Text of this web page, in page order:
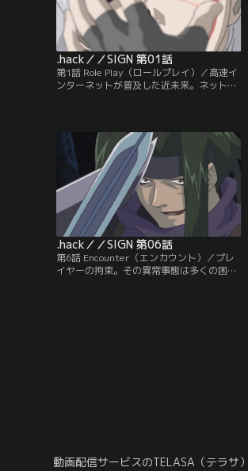
.hack／／SIGN 第01話
第1話 Role Play（ロールプレイ）／高速イ
ンターネットが普及した近未来。ネットワ
に作られたバーチャルワールドで、司は
「痛み」を感じると同時に、他のキャラク
ターにはない絶対的な力「ガーディアン」
を手に入れる。
.hack／／SIGN 第06話
第6話 Encounter（エンカウント）／プレ
イヤーの拘束。その異常事態は多くの困惑
動画配信サービスのTELASA（テラサ）